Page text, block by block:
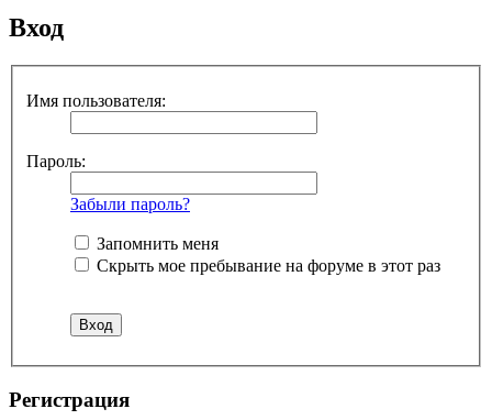
Вход
Имя пользователя:
Пароль:
Забыли пароль?
Запомнить меня
Скрыть мое пребывание на форуме в этот раз
Регистрация